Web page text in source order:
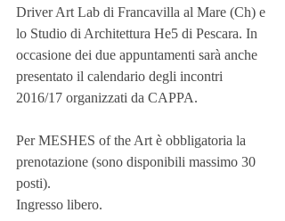
Driver Art Lab di Francavilla al Mare (Ch) e
lo Studio di Architettura He5 di Pescara. In
occasione dei due appuntamenti sarà anche
presentato il calendario degli incontri
2016/17 organizzati da CAPPA.
Per MESHES of the Art è obbligatoria la
prenotazione (sono disponibili massimo 30
posti).
Ingresso libero.